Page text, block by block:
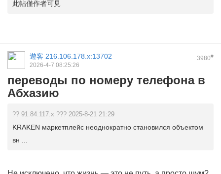
此帖僅作者可見
3980#
遊客 216.106.178.x:13702
2026-4-7 08:25:26
переводы по номеру телефона в
Абхазию
?? 91.84.117.x ??? 2025-8-21 21:29
KRAKEN маркетплейс неоднократно становился объектом
вн ...